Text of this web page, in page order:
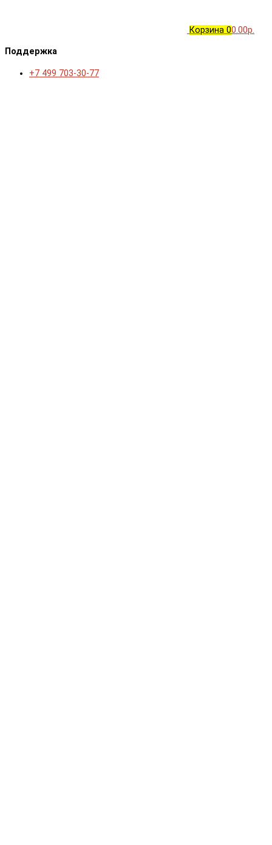
Корзина 00.00р.
Поддержка
+7 499 703-30-77